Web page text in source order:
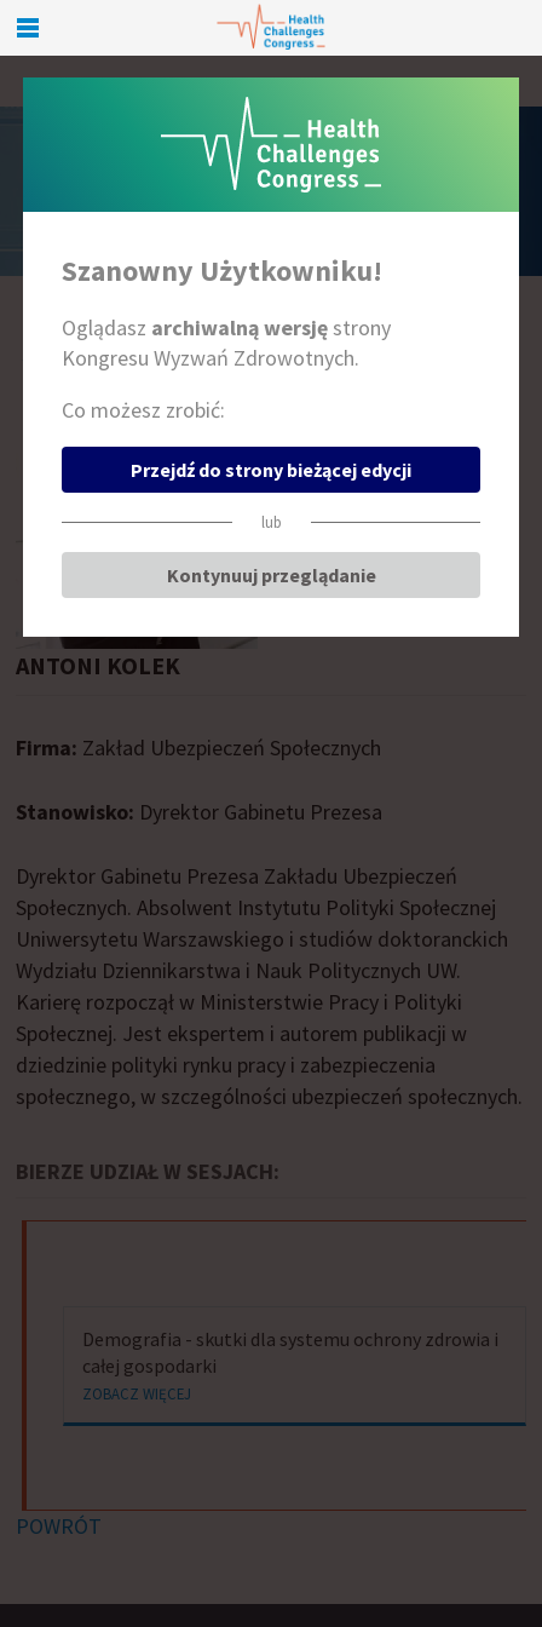
PRELEGENCI
B C D E F G H I J K L Ł M
U W Z
ANTONI KOLEK
Firma: Zakład Ubezpieczeń Społecznych
Stanowisko: Dyrektor Gabinetu Prezesa
Dyrektor Gabinetu Prezesa Zakładu Ubezpieczeń
Społecznych. Absolwent Instytutu Polityki Społecznej
Uniwersytetu Warszawskiego i studiów doktoranckich
Wydziału Dziennikarstwa i Nauk Politycznych UW.
Karierę rozpoczął w Ministerstwie Pracy i Polityki
Społecznej. Jest ekspertem i autorem publikacji w
dziedzinie polityki rynku pracy i zabezpieczenia
społecznego, w szczególności ubezpieczeń społecznych.
BIERZE UDZIAŁ W SESJACH:
Demografia - skutki dla systemu ochrony zdrowia i
całej gospodarki
ZOBACZ WIĘCEJ
POWRÓT
Szanowny Użytkowniku!
Oglądasz archiwalną wersjęstrony
Kongresu Wyzwań Zdrowotnych.
Co możesz zrobić:
Przejdź do strony bieżącej edycji
lub
Kontynuuj przeglądanie